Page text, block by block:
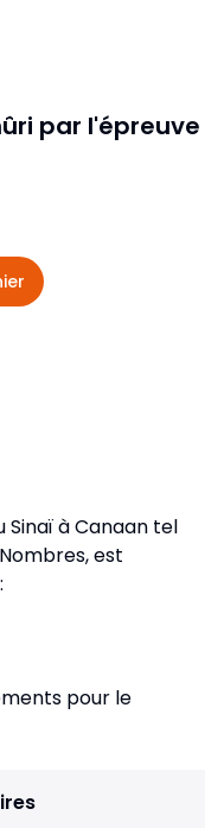
par l'épreuve
Sinaï à Canaan tel
est
pour le